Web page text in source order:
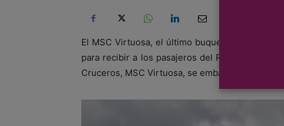
El MSC Virtuosa, el último buque insignia de
para recibir a los pasajeros del Reino Unido.
Cruceros, MSC Virtuosa, se embarcará en su